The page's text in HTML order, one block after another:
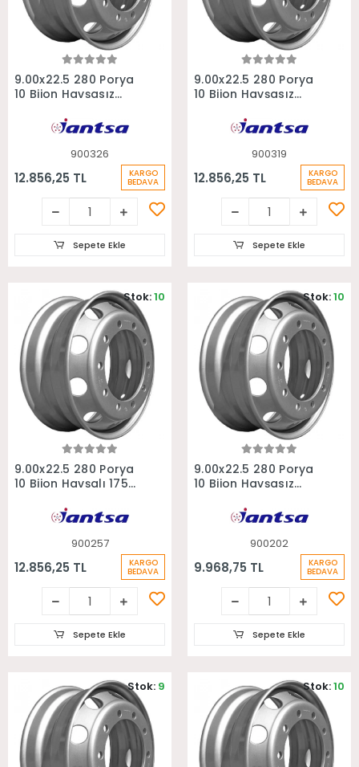
Sepete Ekle
9.00x22.5 280 Porya
10 Bijon Havşasız
900326
12.856,25 TL KARGO
BEDAVA
Sepete Ekle
Sepete Ekle
9.00x22.5 280 Porya
10 Bijon Havşasız
Setli Jant
900319
12.856,25 TL KARGO
BEDAVA
Sepete Ekle
Sepete Ekle
9.00x22.5 280 Porya
10 Bijon Havşalı 175
900257
12.856,25 TL KARGO
BEDAVA
Stok:10
Sepete Ekle
Sepete Ekle
9.00x22.5 280 Porya
10 Bijon Havşasız
900202
9.968,75 TL KARGO
BEDAVA
Stok:10
Sepete Ekle
Stok: 9 Stok:10